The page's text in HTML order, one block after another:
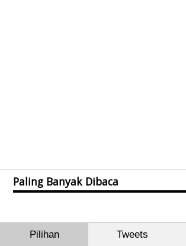
Paling Banyak Dibaca
Pilihan Tweets